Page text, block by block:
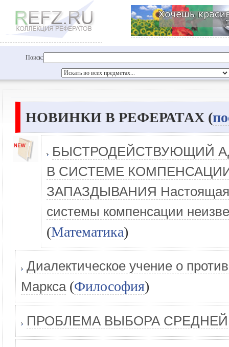
Поиск:
НОВИНКИ В РЕФЕРАТАХ (
БЫСТРОДЕЙСТВУЮЩИЙ
В СИСТЕМЕ
ЗАПАЗДЫВАНИЯ Настоящая
системы компенсации
(Математика)
Диалектическое учение о
Маркса(Философия)
ПРОБЛЕМА ВЫБОРА СРЕДНЕЙ